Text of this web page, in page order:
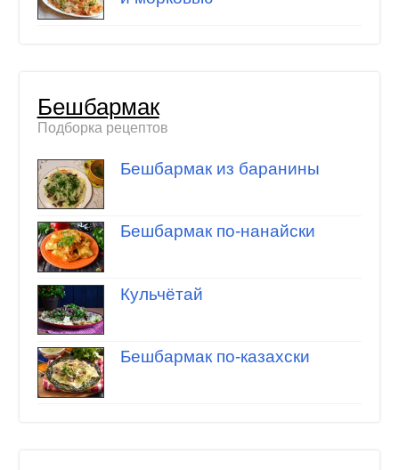
Бешбармак
Подборка рецептов
Бешбармак из баранины
Бешбармак по-нанайски
Кульчётай
Бешбармак по-казахски